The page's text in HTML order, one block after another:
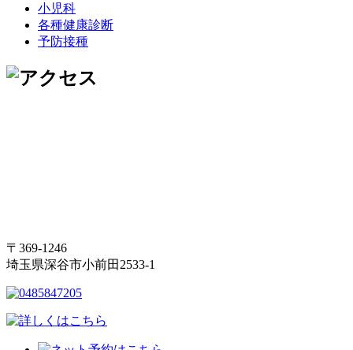
小児科
各種健康診断
予防接種
〒369-1246
埼玉県深谷市小前田2533-1